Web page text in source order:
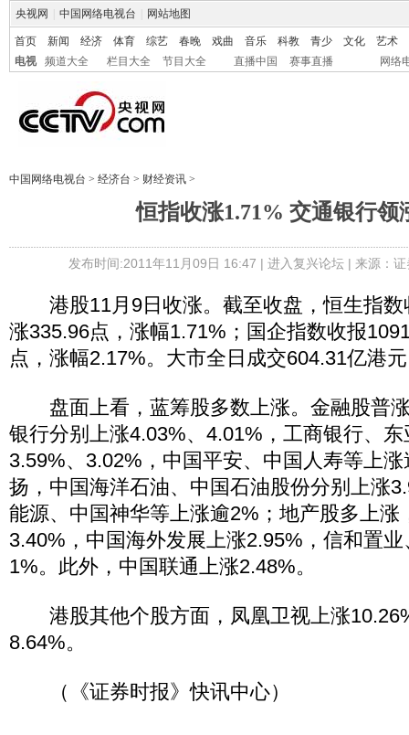
央视网 中国网络电视台 网站地图
首页 新闻 经济 体育 综艺 春晚 戏曲 音乐 科教 青少 文化
艺术
电视
频道大全 栏目大全 节目大全 直播中国 赛事直播 网络
中国网络电视台 > 经济台 > 财经资讯 >
恒指收涨1.71% 交通银行领
发布时间:2011年11月09日 16:47 | 进入复兴论坛| 来源：
港股11月9日收涨。截至收盘，恒生指数
涨335.96点，涨幅1.71%；国企指数收报
点，涨幅2.17%。大市全日成交604.31亿港
盘面上看，蓝筹股多数上涨。金融股普
银行分别上涨4.03%、4.01%，工商银行、
3.59%、3.02%，中国平安、中国人寿等上
扬，中国海洋石油、中国石油股份分别上涨
能源、中国神华等上涨逾2%；地产股多上涨
3.40%，中国海外发展上涨2.95%，信和置
1%。此外，中国联通上涨2.48%。
港股其他个股方面，凤凰卫视上涨
8.64%。
（《证券时报》快讯中心）